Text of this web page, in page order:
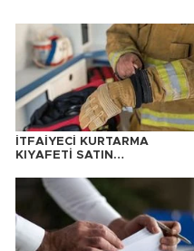
İTFAİYECİ KURTARMA
KIYAFETİ SATIN